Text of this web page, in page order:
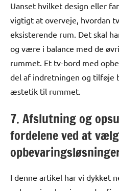
Uanset hvilket design eller
vigtigt at overveje, hvordan
eksisterende rum. Det skal
og være i balance med de
rummet. Et tv-bord med
del af indretningen og tilføje
æstetik til rummet.
7. Afslutning og
fordelene ved at
I denne artikel har vi dykket